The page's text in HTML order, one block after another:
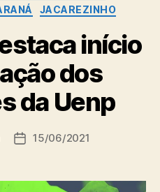
JACAREZINHO
início
dos
da Uenp
Data15/06/2021